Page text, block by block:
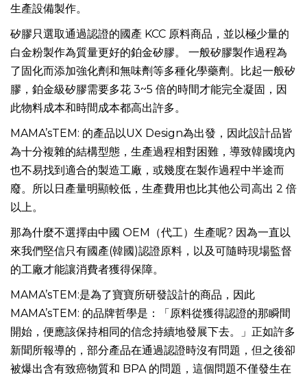
生產設備製作。
矽膠只選取通過認證的國產 KCC 原料商品，並以極少量的
白金粉製作為質量更好的鉑金矽膠。 一般矽膠製作過程為
了固化而添加強化劑和無味劑等多種化學藥劑。比起一般矽
膠，鉑金級矽膠需要多花 3~5 倍的時間才能完全凝固，因
此物料成本和時間成本都高出許多。
MAMA’sTEM: 的產品以UX Design為出發，因此設計品皆
為十分複雜的結構型態，生產過程相對困難，導致韓國境內
也不易找到適合的製造工廠，或幾度在製作過程中半途而
廢。所以日產量明顯較低，生產費用也比其他公司高出 2 倍
以上。
那為什麼不選擇由中國 OEM（代工）生產呢? 因為一直以
來我們堅信只有國產(韓國)認證原料，以及可隨時現場監督
的工廠才能讓消費者獲得保障。
MAMA’sTEM:是為了寶寶所研發設計的商品，因此
MAMA’sTEM: 的品牌哲學是：「原料從獲得認證的那瞬間
開始，便應該保持相同的信念持續地發展下去。」正如許多
新聞所報導的，部分產品在通過認證時沒有問題，但之後卻
被爆出含有致癌物質和 BPA 的問題，這個問題不僅發生在